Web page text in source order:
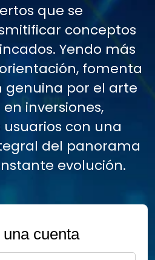
que se
conceptos
Yendo más
fomenta
genuina por el arte
inversiones,
con una
del panorama
evolución.